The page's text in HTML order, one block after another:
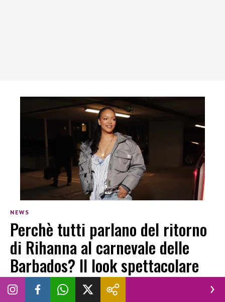
NEWS
Perchè tutti parlano del ritorno
di Rihanna al carnevale delle
Barbados? Il look spettacolare
SARA GUGLIELMETTI 5 AGOSTO 2026